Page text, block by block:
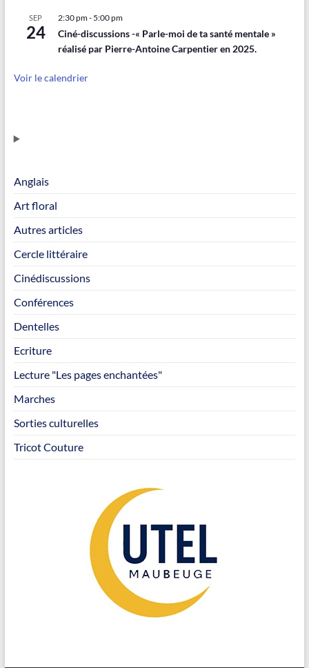
SEP
24
2:30 pm- 5:00 pm
Ciné-discussions -« Parle-moi de ta santé mentale »
réalisé par Pierre-Antoine Carpentier en 2025.
Voir le calendrier
Anglais
Art floral
Autres articles
Cercle littéraire
Cinédiscussions
Conférences
Dentelles
Ecriture
Lecture "Les pages enchantées"
Marches
Sorties culturelles
Tricot Couture